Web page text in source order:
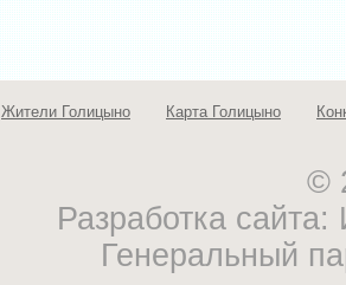
Жители Голицыно Карта Голицыно
©
Разработка
Генеральный